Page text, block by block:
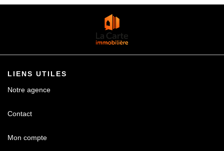
LIENS UTILES
Notre agence
Contact
Mon compte